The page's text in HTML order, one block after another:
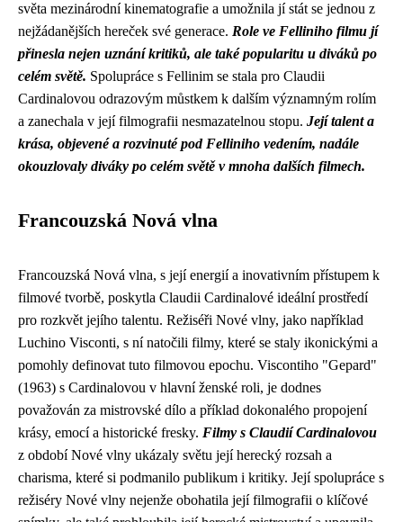
světa mezinárodní kinematografie a umožnila jí stát se jednou z
nejžádanějších hereček své generace. Role ve Felliniho filmu jí
přinesla nejen uznání kritiků, ale také popularitu u diváků po
celém světě. Spolupráce s Fellinim se stala pro Claudii
Cardinalovou odrazovým můstkem k dalším významným rolím
a zanechala v její filmografii nesmazatelnou stopu. Její talent a
krása, objevené a rozvinuté pod Felliniho vedením, nadále
okouzlovaly diváky po celém světě v mnoha dalších filmech.
Francouzská Nová vlna
Francouzská Nová vlna, s její energií a inovativním přístupem k
filmové tvorbě, poskytla Claudii Cardinalové ideální prostředí
pro rozkvět jejího talentu. Režiséři Nové vlny, jako například
Luchino Visconti, s ní natočili filmy, které se staly ikonickými a
pomohly definovat tuto filmovou epochu. Viscontiho "Gepard"
(1963) s Cardinalovou v hlavní ženské roli, je dodnes
považován za mistrovské dílo a příklad dokonalého propojení
krásy, emocí a historické fresky. Filmy s Claudií Cardinalovou
z období Nové vlny ukázaly světu její herecký rozsah a
charisma, které si podmanilo publikum i kritiky. Její spolupráce s
režiséry Nové vlny nejenže obohatila její filmografii o klíčové